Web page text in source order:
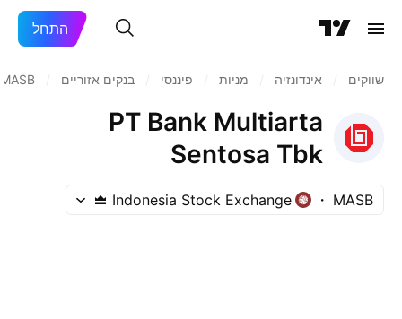
התחל
שווקים אינדונזיה מניות‏ פיננסי בנקים אזוריים MASB
PT Bank Multiarta
Sentosa Tbk
MASB
Indonesia Stock Exchange